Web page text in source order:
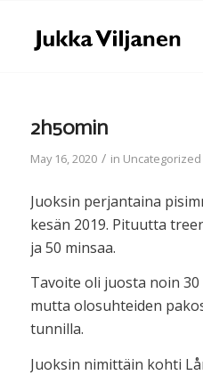
2h50min
May 16, 2020 / in Uncategorized
Juoksin perjantaina
kesän 2019. Pituutta
ja 50 minsaa.
Tavoite oli juosta noin
mutta olosuhteiden
tunnilla.
Juoksin nimittäin kohti